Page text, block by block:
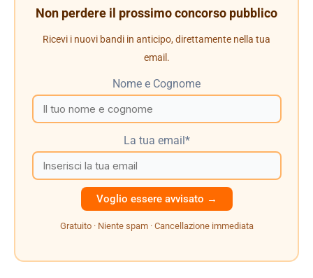
Non perdere il prossimo concorso pubblico
Ricevi i nuovi bandi in anticipo, direttamente nella tua
email.
Nome e Cognome
La tua email*
Gratuito · Niente spam · Cancellazione immediata